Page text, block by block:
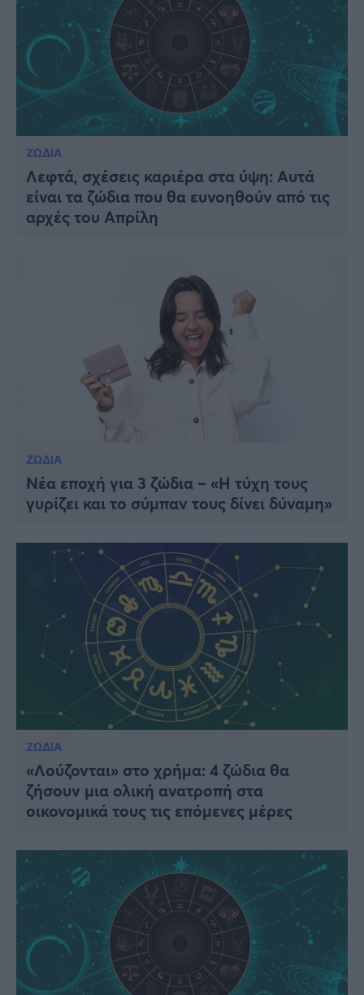
ΖΩΔΙΑ
Λεφτά, σχέσεις καριέρα στα ύψη: Αυτά
είναι τα ζώδια που θα ευνοηθούν από τις
αρχές του Απρίλη
ΖΩΔΙΑ
Νέα εποχή για 3 ζώδια – «Η τύχη τους
γυρίζει και το σύμπαν τους δίνει δύναμη»
ΖΩΔΙΑ
«Λούζονται» στο χρήμα: 4 ζώδια θα
ζήσουν μια ολική ανατροπή στα
οικονομικά τους τις επόμενες μέρες